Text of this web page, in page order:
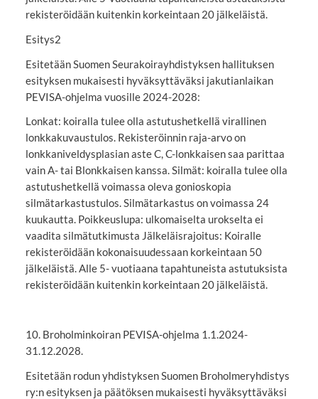
rekisteröidään kuitenkin korkeintaan 20 jälkeläistä.
Esitys2
Esitetään Suomen Seurakoirayhdistyksen hallituksen
esityksen mukaisesti hyväksyttäväksi jakutianlaikan
PEVISA-ohjelma vuosille 2024-2028:
Lonkat: koiralla tulee olla astutushetkellä virallinen
lonkkakuvaustulos. Rekisteröinnin raja-arvo on
lonkkaniveldysplasian aste C, C-lonkkaisen saa parittaa
vain A- tai Blonkkaisen kanssa. Silmät: koiralla tulee olla
astutushetkellä voimassa oleva gonioskopia
silmätarkastustulos. Silmätarkastus on voimassa 24
kuukautta. Poikkeuslupa: ulkomaiselta urokselta ei
vaadita silmätutkimusta Jälkeläisrajoitus: Koiralle
rekisteröidään kokonaisuudessaan korkeintaan 50
jälkeläistä. Alle 5- vuotiaana tapahtuneista astutuksista
rekisteröidään kuitenkin korkeintaan 20 jälkeläistä.
10. Broholminkoiran PEVISA-ohjelma 1.1.2024-
31.12.2028.
Esitetään rodun yhdistyksen Suomen Broholmeryhdistys
ry:n esityksen ja päätöksen mukaisesti hyväksyttäväksi